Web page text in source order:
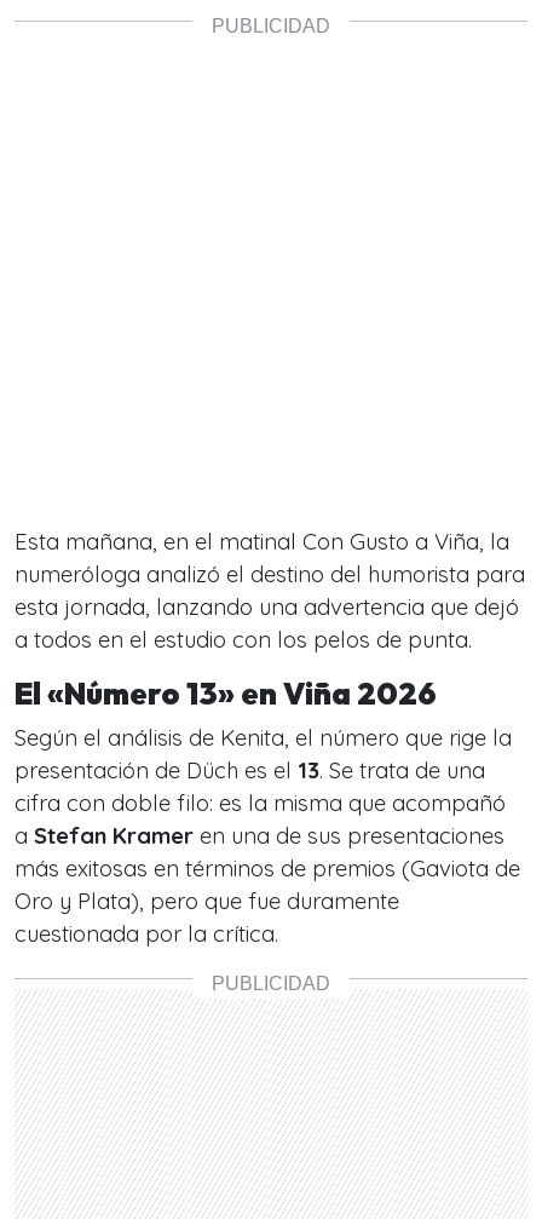
Esta mañana, en el matinal Con Gusto a Viña, la
numeróloga analizó el destino del humorista para
esta jornada, lanzando una advertencia que dejó
a todos en el estudio con los pelos de punta.
El «Número 13» en Viña 2026
Según el análisis de Kenita, el número que rige la
presentación de Düch es el 13. Se trata de una
cifra con doble filo: es la misma que acompañó
a Stefan Kramer en una de sus presentaciones
más exitosas en términos de premios (Gaviota de
Oro y Plata), pero que fue duramente
cuestionada por la crítica.